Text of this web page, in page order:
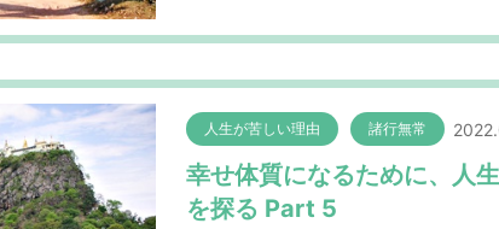
人生が苦しい理由 諸行無常
幸せ体質になるために、人
を探る Part 5